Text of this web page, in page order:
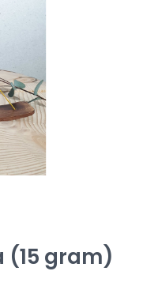
(15 gram)